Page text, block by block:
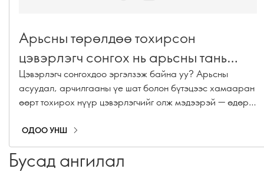
Арьсны төрөлдөө тохирсон
цэвэрлэгч сонгох нь арьсны тань
харагдах байдал, мэдрэмжид маш
их нөлөөтэй. Гол нь арьсаа хэт
давхаргыг гэмтээхгүйгээр зөв
цэвэрлэх бүтээгдэхүүн сонгох юм.
Цэвэрлэгч сонгохдоо эргэлзэж байна уу? Арьсны
асуудал, арчилгааны үе шат болон бүтэцээс хамааран
өөрт тохирох нүүр цэвэрлэгчийг олж мэдээрэй — өдөр
хүртэл.
ОДОО УНШ
Бусад ангилал